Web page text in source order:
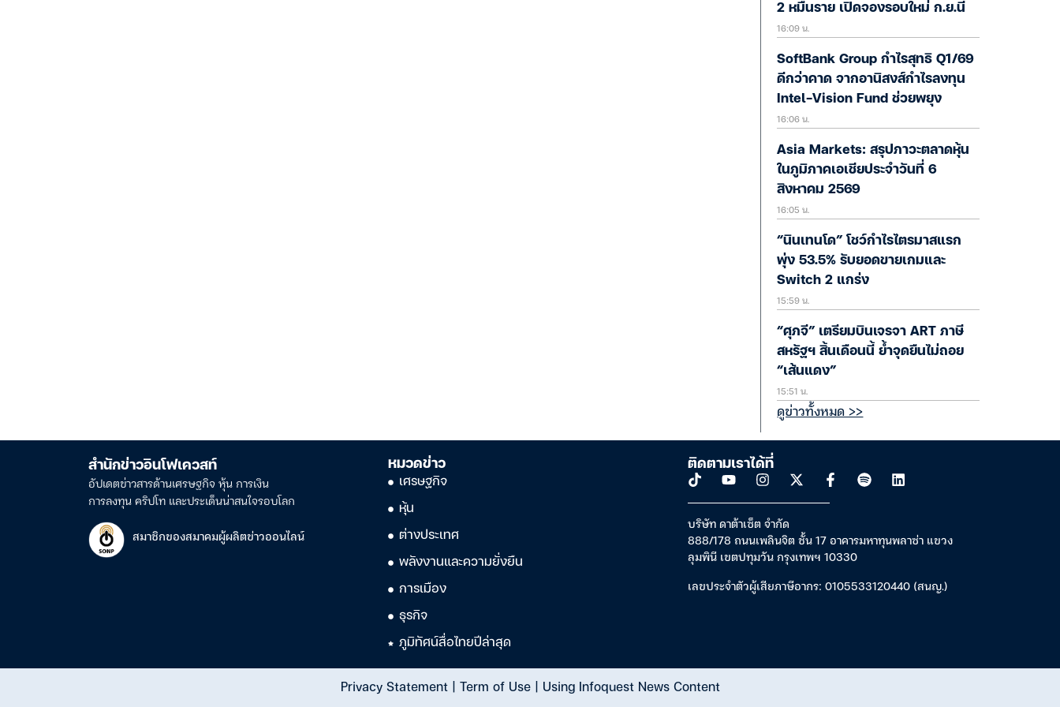
2 หมื่นราย เปิดจองรอบใหม่ ก.ย.นี้
16:09 น.
SoftBank Group กำไรสุทธิ Q1/69
ดีกว่าคาด จากอานิสงส์กำไรลงทุน
Intel-Vision Fund ช่วยพยุง
16:06 น.
Asia Markets: สรุปภาวะตลาดหุ้น
ในภูมิภาคเอเชียประจำวันที่ 6
สิงหาคม 2569
16:05 น.
“นินเทนโด” โชว์กำไรไตรมาสแรก
พุ่ง 53.5% รับยอดขายเกมและ
Switch 2 แกร่ง
15:59 น.
“ศุภจี” เตรียมบินเจรจา ART ภาษี
สหรัฐฯ สิ้นเดือนนี้ ย้ำจุดยืนไม่ถอย
“เส้นแดง”
15:51 น.
ดูข่าวทั้งหมด >>
สำนักข่าวอินโฟเควสท์
อัปเดตข่าวสารด้านเศรษฐกิจ หุ้น การเงิน
การลงทุน คริปโท และประเด็นน่าสนใจรอบโลก
สมาชิกของสมาคมผู้ผลิตข่าวออนไลน์
หมวดข่าว
เศรษฐกิจ
หุ้น
ต่างประเทศ
พลังงานและความยั่งยืน
การเมือง
ธุรกิจ
ภูมิทัศน์สื่อไทยปีล่าสุด
ติดตามเราได้ที่
บริษัท ดาต้าเซ็ต จำกัด
888/178 ถนนเพลินจิต ชั้น 17 อาคารมหาทุนพลาซ่า แขวง
ลุมพินี เขตปทุมวัน กรุงเทพฯ 10330
เลขประจำตัวผู้เสียภาษีอากร: 0105533120440 (สนญ.)
Privacy Statement| Term of Use| Using Infoquest News Content